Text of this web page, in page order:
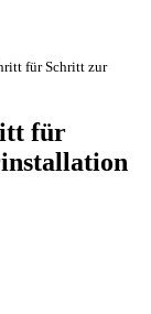
für Schritt zur
für